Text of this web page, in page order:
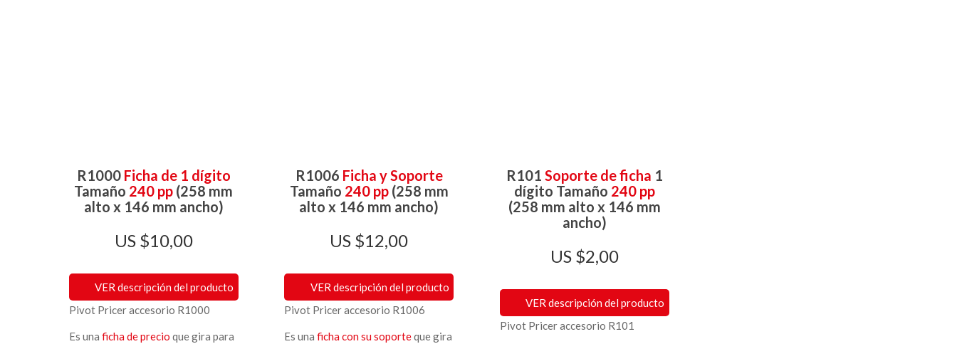
R1000 Ficha de 1 dígito
Tamaño 240 pp (258 mm
alto x 146 mm ancho)
$10,00
VER descripción del producto
Pivot Pricer accesorio R1000
Es una ficha de precio que gira para
R1006 Ficha y Soporte
Tamaño 240 pp(258 mm
alto x 146 mm ancho)
$12,00
VER descripción del producto
Pivot Pricer accesorio R1006
Es unaficha con su soporteque gira
R101 Soporte de ficha 1
dígito Tamaño 240 pp
(258 mm alto x 146 mm
ancho)
$2,00
VER descripción del producto
Pivot Pricer accesorio R101